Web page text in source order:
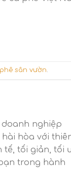
sân vườn.
doanh nghiệp
hòa với
tế, tối giản, tối
trong hành